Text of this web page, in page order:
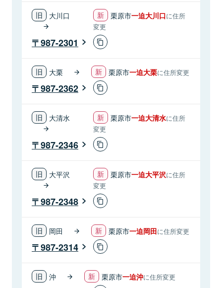
大川口 栗原市一迫大川口に住所
変更
987-2301
大栗 栗原市一迫大栗に住所変更
987-2362
大清水 栗原市一迫大清水に住所
変更
987-2346
大平沢 栗原市一迫大平沢に住所
変更
987-2348
岡田 栗原市一迫岡田に住所変更
987-2314
沖 栗原市一迫沖に住所変更